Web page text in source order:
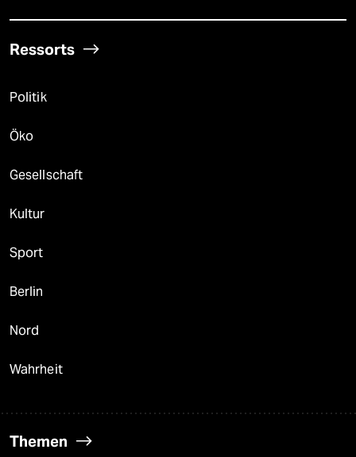
Ressorts
Politik
Öko
Gesellschaft
Kultur
Sport
Berlin
Nord
Wahrheit
Themen